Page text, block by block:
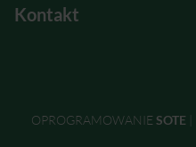
Kontakt
OPROGRAMOWANIE SOTE